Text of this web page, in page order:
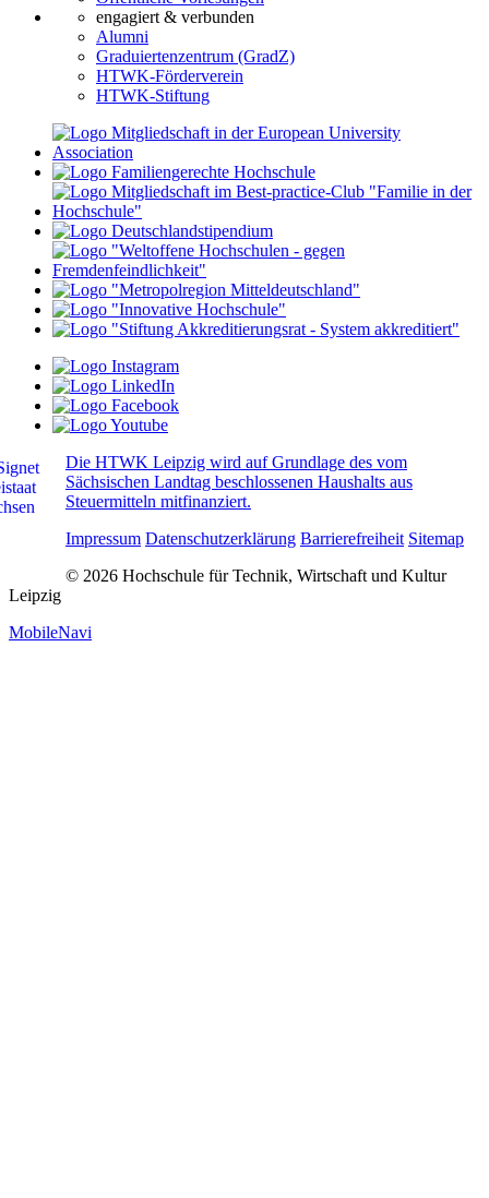
engagiert & verbunden
Alumni
Graduiertenzentrum (GradZ)
HTWK-Förderverein
HTWK-Stiftung
Die HTWK Leipzig wird auf Grundlage des vom
Sächsischen Landtag beschlossenen Haushalts aus
Steuermitteln mitfinanziert.
Impressum Datenschutzerklärung Barrierefreiheit Sitemap
© 2026 Hochschule für Technik, Wirtschaft und Kultur
Leipzig
MobileNavi